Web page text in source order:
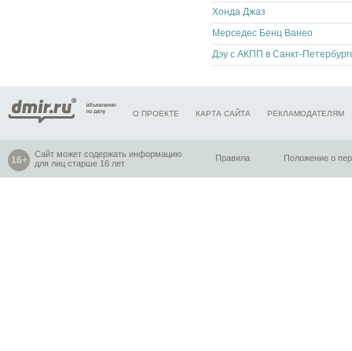
Хонда Джаз
Мерседес Бенц Ванео
Дэу с АКПП в Санкт-
О ПРОЕКТЕ КАРТА САЙТА РЕКЛАМОДАТЕЛЯМ
Сайт может содержать информацию
для лиц старше 16 лет
Правила Положение о